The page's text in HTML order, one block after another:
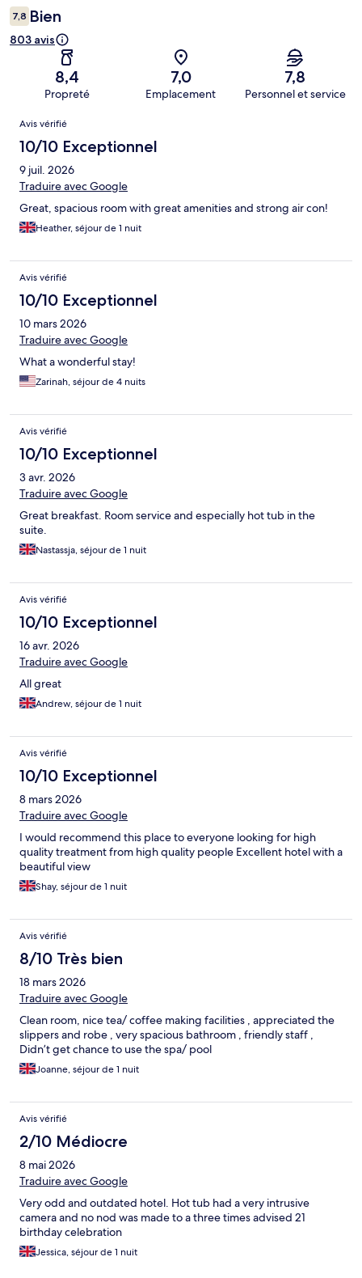
7,8 Bien
803 avis
8,4
Propreté
7,0
Emplacement
7,8
Personnel et service
Avis
Avis vérifié
10/10 Exceptionnel
9 juil. 2026
Traduire avec Google
Great, spacious room with great amenities and strong air con!
Heather, séjour de 1 nuit
Avis vérifié
10/10 Exceptionnel
10 mars 2026
Traduire avec Google
What a wonderful stay!
Zarinah, séjour de 4 nuits
Avis vérifié
10/10 Exceptionnel
3 avr. 2026
Traduire avec Google
Great breakfast. Room service and especially hot tub in the
suite.
Nastassja, séjour de 1 nuit
Avis vérifié
10/10 Exceptionnel
16 avr. 2026
Traduire avec Google
All great
Andrew, séjour de 1 nuit
Avis vérifié
10/10 Exceptionnel
8 mars 2026
Traduire avec Google
I would recommend this place to everyone looking for high
quality treatment from high quality people Excellent hotel with a
beautiful view
Shay, séjour de 1 nuit
Avis vérifié
8/10 Très bien
18 mars 2026
Traduire avec Google
Clean room, nice tea/ coffee making facilities , appreciated the
slippers and robe , very spacious bathroom , friendly staff ,
Didn’t get chance to use the spa/ pool
Joanne, séjour de 1 nuit
Avis vérifié
2/10 Médiocre
8 mai 2026
Traduire avec Google
Very odd and outdated hotel. Hot tub had a very intrusive
camera and no nod was made to a three times advised 21
birthday celebration
Jessica, séjour de 1 nuit